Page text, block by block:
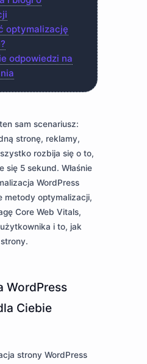
optymalizację
odpowiedzi na
sam scenariusz:
stronę, reklamy,
rozbija się o to,
się 5 sekund. Właśnie
WordPress
metody optymalizacji,
Core Web Vitals,
i to, jak
WordPress
Ciebie
strony WordPress